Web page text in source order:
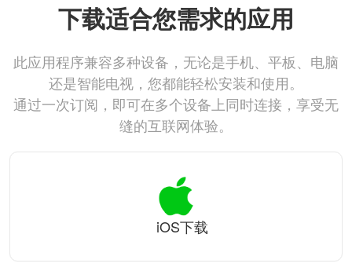
下载适合您需求的应用
此应用程序兼容多种设备，无论是手机、平板、电脑
还是智能电视，您都能轻松安装和使用。
通过一次订阅，即可在多个设备上同时连接，享受无
缝的互联网体验。
iOS下载